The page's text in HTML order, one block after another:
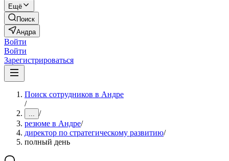
Ещё
Поиск
Андра
Войти
Войти
Зарегистрироваться
Поиск сотрудников в Андре
/
... /
резюме в Андре/
директор по стратегическому развитию/
полный день